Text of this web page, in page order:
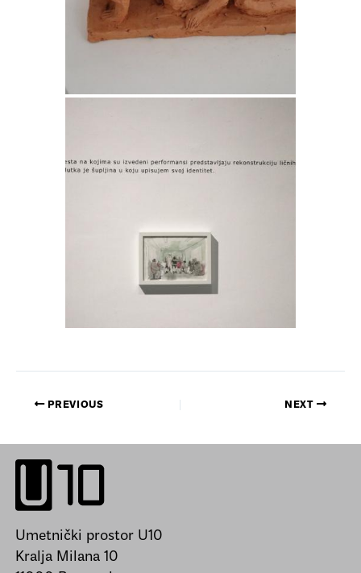
PREVIOUS NEXT
Umetnički prostor U10
Kralja Milana 10